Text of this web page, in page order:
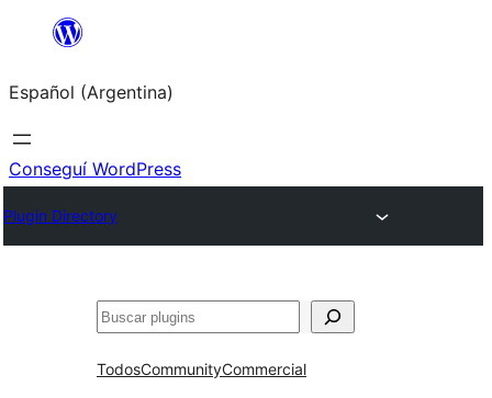
Saltar
contenido
Español (Argentina)
Conseguí WordPress
Plugin Directory
Buscar
TodosCommunityCommercial